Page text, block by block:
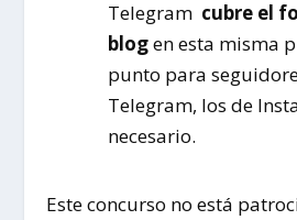
Telegram cubre el
blogen esta misma
punto para
Telegram, los de
necesario.
Este concurso no está